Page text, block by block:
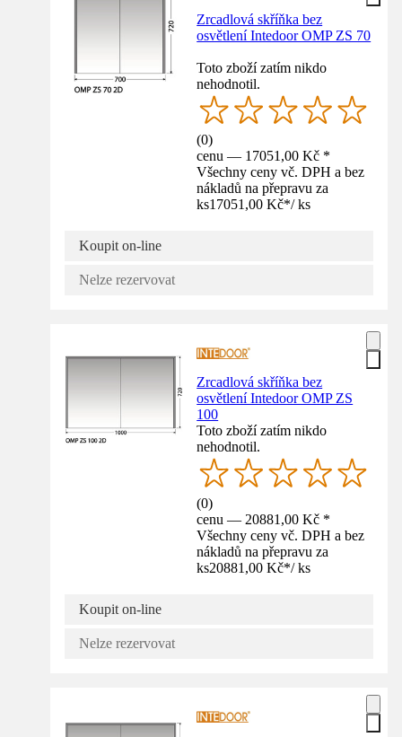
Zrcadlová skříňka bez
osvětlení Intedoor OMP ZS 70
Toto zboží zatím nikdo
nehodnotil.
(0)
cenu — 17051,00 Kč *
Všechny ceny vč. DPH a bez
nákladů na přepravu za
ks17051,00 Kč*/ ks
Koupit on-line
Nelze rezervovat
Zrcadlová skříňka bez
osvětlení Intedoor OMP ZS
100
Toto zboží zatím nikdo
nehodnotil.
(0)
cenu — 20881,00 Kč *
Všechny ceny vč. DPH a bez
nákladů na přepravu za
ks20881,00 Kč*/ ks
Koupit on-line
Nelze rezervovat